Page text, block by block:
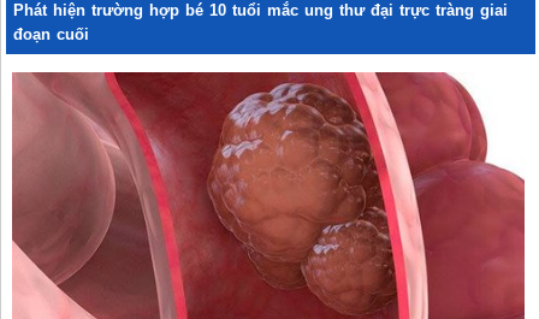
Phát hiện trường hợp bé 10 tuổi mắc ung thư đại trực tràng giai
đoạn cuối